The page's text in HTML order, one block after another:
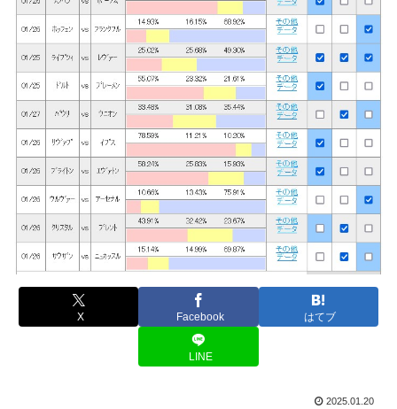
X Facebook はてブ
LINE
2025.01.20